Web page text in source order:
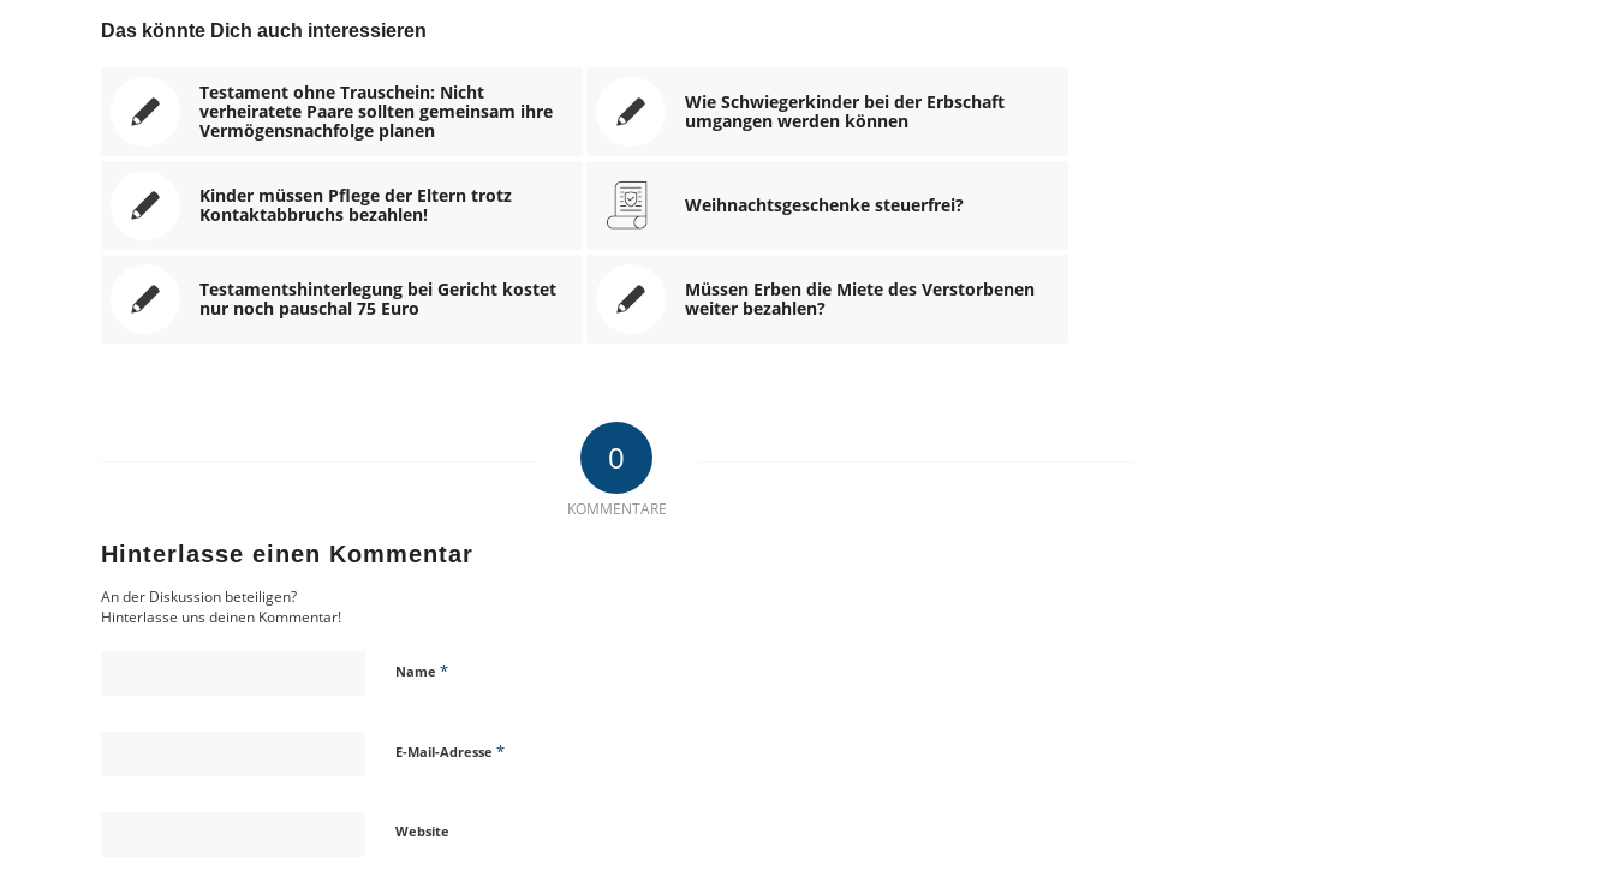
Das könnte Dich auch interessieren
Testament ohne Trauschein: Nicht
verheiratete Paare sollten gemeinsam ihre
Vermögensnachfolge planen
Wie Schwiegerkinder bei der Erbschaft
umgangen werden können
Kinder müssen Pflege der Eltern trotz
Kontaktabbruchs bezahlen!
Weihnachtsgeschenke steuerfrei?
Testamentshinterlegung bei Gericht kostet
nur noch pauschal 75 Euro
Müssen Erben die Miete des Verstorbenen
weiter bezahlen?
0
KOMMENTARE
Hinterlasse einen Kommentar
An der Diskussion beteiligen?
Hinterlasse uns deinen Kommentar!
Name *
E-Mail-Adresse *
Website